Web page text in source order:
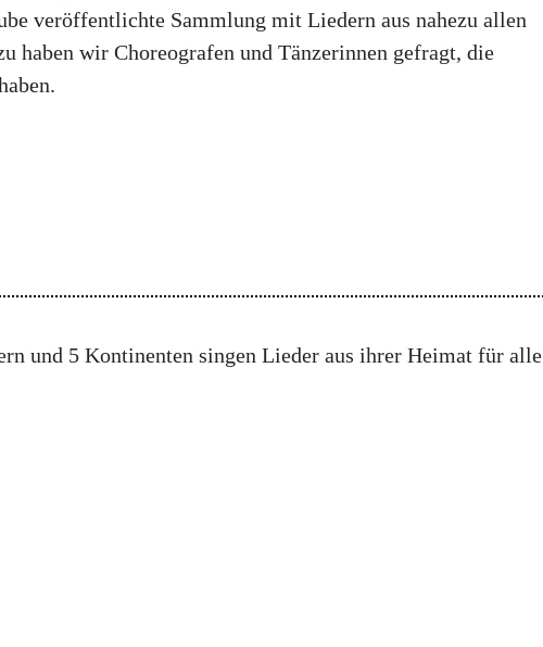
veröffentlichte Sammlung mit Liedern aus nahezu allen
haben wir Choreografen und Tänzerinnen gefragt, die
und 5 Kontinenten singen Lieder aus ihrer Heimat für alle